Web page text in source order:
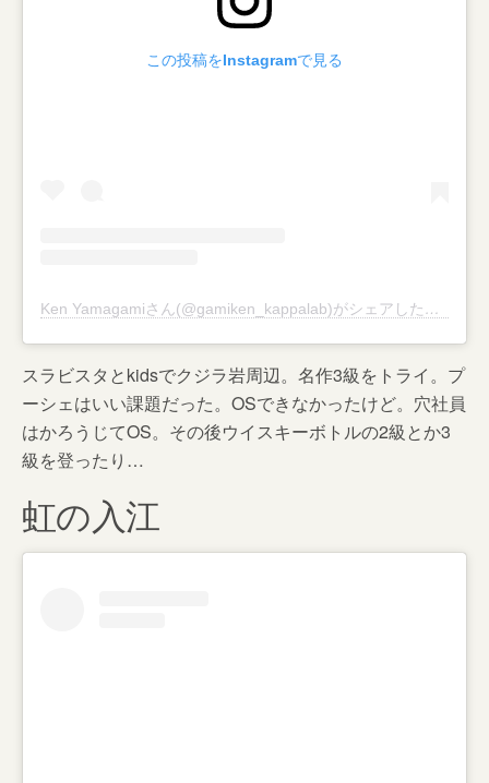
この投稿をInstagramで見る
Ken Yamagamiさん(@gamiken_kappalab)がシェアした投稿
スラビスタとkidsでクジラ岩周辺。名作3級をトライ。プ
ーシェはいい課題だった。OSできなかったけど。穴社員
はかろうじてOS。その後ウイスキーボトルの2級とか3
級を登ったり…
虹の入江